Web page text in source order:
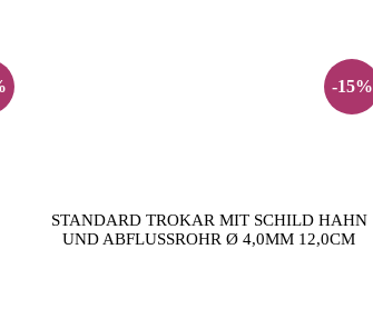
-15%
STANDARD TROKAR MIT SCHILD HAHN
UND ABFLUSSROHR Ø 4,0MM 12,0CM